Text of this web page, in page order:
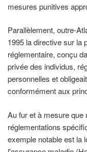
mesures punitives
Parallèlement, outre-
1995 la directive sur la
réglementaire, conçu
privée des individus,
personnelles et
conformément aux
Au fur et à mesure que
réglementations
exemple notable est la